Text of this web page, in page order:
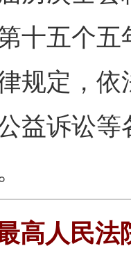
十五个
规定，
益诉讼
高人民法